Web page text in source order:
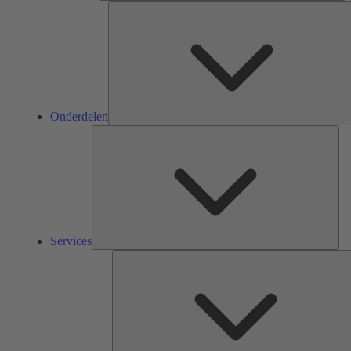
Onderdelen
Services